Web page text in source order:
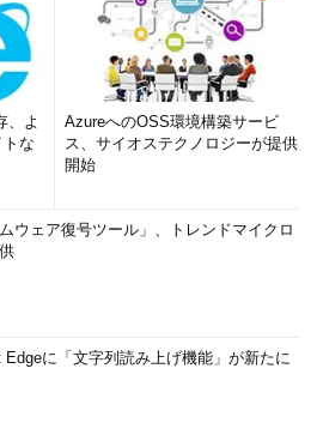
、よ
な
AzureへのOSS環境構築サービ
ス、サイオステクノロジーが提供
開始
ムウェア復号ツール」、トレンドマイクロ
Edgeに「文字列読み上げ機能」が新たに